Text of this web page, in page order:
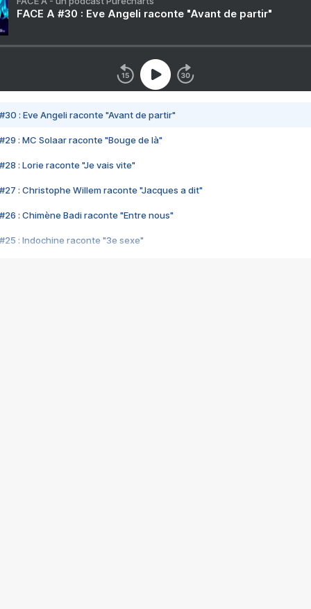
FACE A #30 : Eve Angeli raconte "Avant de partir"
#30 : Eve Angeli raconte "Avant de partir"
#29 : MC Solaar raconte "Bouge de là"
#28 : Lorie raconte "Je vais vite"
#27 : Christophe Willem raconte "Jacques a dit"
#26 : Chimène Badi raconte "Entre nous"
#25 : Indochine raconte "3e sexe"